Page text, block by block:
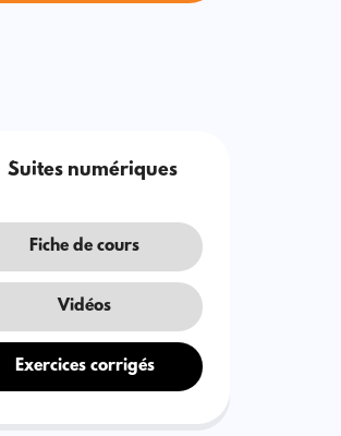
Suites numériques
Fiche de cours
Vidéos
Exercices corrigés